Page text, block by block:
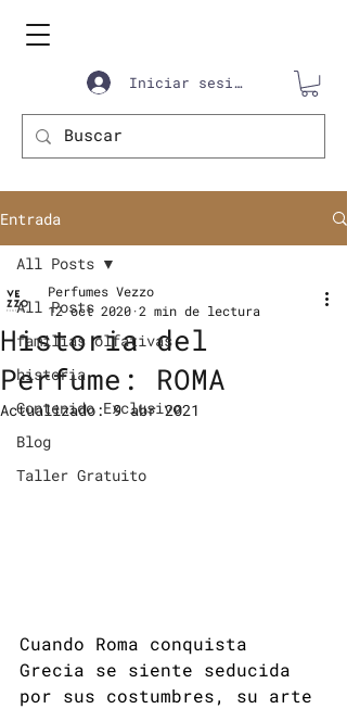
Iniciar sesión
Entrada
All Posts
familias olfativas
historia
Contenido Exclusivo
Blog
Taller Gratuito
All Posts
Historia del
Perfume: ROMA
Perfumes Vezzo
12 oct 2020 2 min de lectura
Actualizado:9 abr 2021
Cuando Roma conquista
Grecia se siente seducida
por sus costumbres, su arte